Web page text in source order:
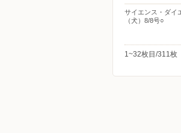
サイエンス・ダイ
（犬）8/8号○
1~32枚目/311枚